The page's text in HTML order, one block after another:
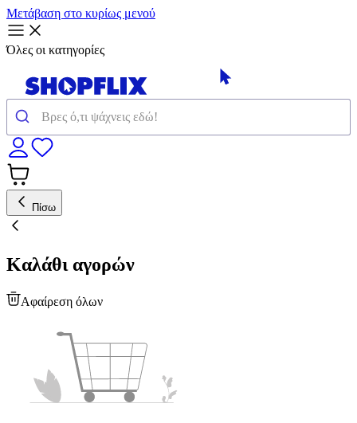
Μετάβαση στο κυρίως μενού
Όλες οι κατηγορίες
Πίσω
Καλάθι αγορών
Αφαίρεση όλων